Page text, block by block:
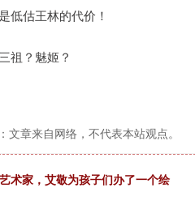
低估王林的代价！
祖？魅姬？
文章来自网络，不代表本站观点。
术家，艾敬为孩子们办了一个绘